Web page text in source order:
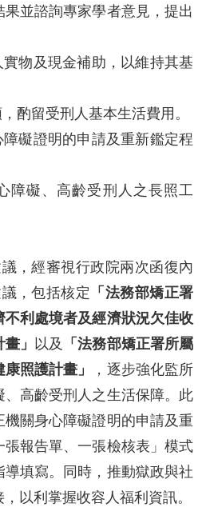
並諮詢專家學者意見，提出
物及現金補助，以維持其基
酌留受刑人基本生活費用。
礙證明的申請及重新鑑定程
障礙、高齡受刑人之長照工
，經審視行政院兩次函復內
，包括核定 「法務部矯正署
不利處境者及經濟狀況欠佳收
」
以及
「法務部矯正署所屬
照護計畫」
，逐步強化監所
高齡受刑人之生活保障。此
關身心障礙證明的申請及重
報告單、一張檢核表」模式
填寫。同時，推動獄政與社
以利掌握收容人福利資訊。